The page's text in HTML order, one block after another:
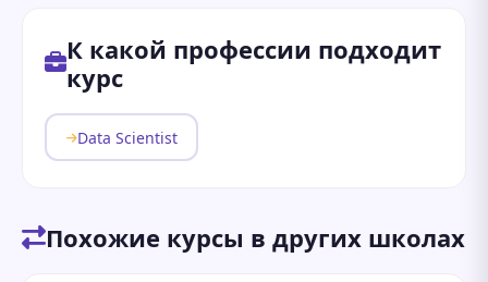
К какой профессии подходит
курс
Data Scientist
Похожие курсы в других школах